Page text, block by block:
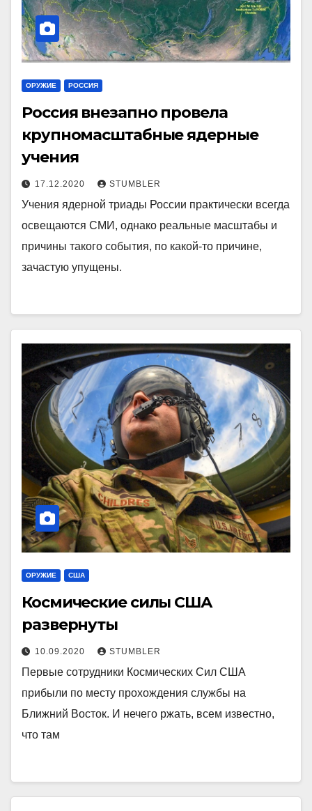
ОРУЖИЕ РОССИЯ
Россия внезапно провела
крупномасштабные ядерные
учения
17.12.2020 STUMBLER
Учения ядерной триады России практически всегда
освещаются СМИ, однако реальные масштабы и
причины такого события, по какой-то причине,
зачастую упущены.
ОРУЖИЕ США
Космические силы США
развернуты
10.09.2020 STUMBLER
Первые сотрудники Космических Сил США
прибыли по месту прохождения службы на
Ближний Восток. И нечего ржать, всем известно,
что там